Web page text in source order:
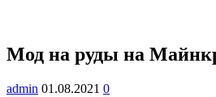
Мод на руды на
admin 01.08.2021 0